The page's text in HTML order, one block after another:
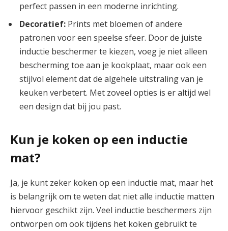
perfect passen in een moderne inrichting.
Decoratief: Prints met bloemen of andere
patronen voor een speelse sfeer. Door de juiste
inductie beschermer te kiezen, voeg je niet alleen
bescherming toe aan je kookplaat, maar ook een
stijlvol element dat de algehele uitstraling van je
keuken verbetert. Met zoveel opties is er altijd wel
een design dat bij jou past.
Kun je koken op een inductie
mat?
Ja, je kunt zeker koken op een inductie mat, maar het
is belangrijk om te weten dat niet alle inductie matten
hiervoor geschikt zijn. Veel inductie beschermers zijn
ontworpen om ook tijdens het koken gebruikt te